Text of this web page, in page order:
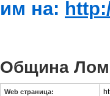
им на:
Община Лом
Web страница: